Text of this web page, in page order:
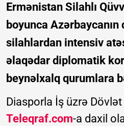
Ermənistan Silahlı
boyunca
silahlardan intensiv
əlaqədar diplomatik
beynəlxalq qurumlara
Diasporla İş üzrə
Teleqraf.com-a daxil